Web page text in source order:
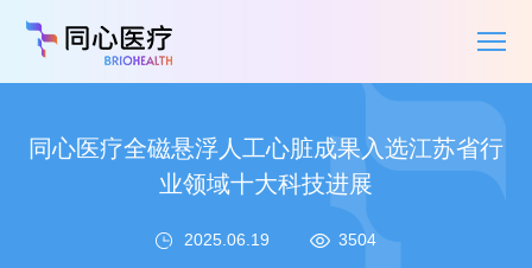
同心医疗全磁悬浮人工心脏成果入选江苏省行
业领域十大科技进展
2025.06.19 3504